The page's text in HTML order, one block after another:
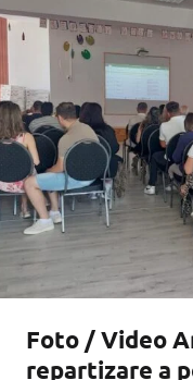
Foto / Video
repartizare a